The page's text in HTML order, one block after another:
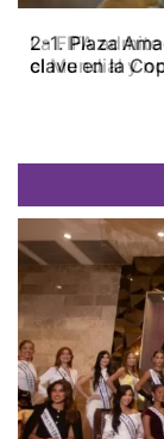
La FIFA
el Mundial y